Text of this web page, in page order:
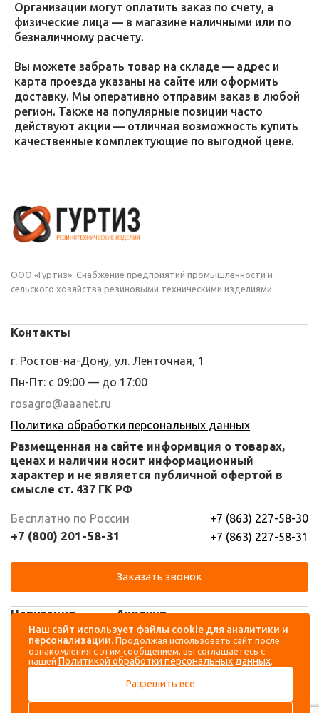
Организации могут оплатить заказ по счету, а
физические лица — в магазине наличными или по
безналичному расчету.
Вы можете забрать товар на складе — адрес и
карта проезда указаны на сайте или оформить
доставку. Мы оперативно отправим заказ в любой
регион. Также на популярные позиции часто
действуют акции — отличная возможность купить
качественные комплектующие по выгодной цене.
ООО «Гуртиз». Снабжение предприятий промышленности и
сельского хозяйства резиновыми техническими изделиями
Навигация
Каталог
О компании
Доставка и оплата
Аккаунт
Вход
Регистрация
Контакты
г. Ростов-на-Дону, ул. Ленточная, 1
Пн-Пт: с 09:00 — до 17:00
rosagro@aaanet.ru
Политика обработки персональных данных
Размещенная на сайте информация о товарах,
ценах и наличии носит информационный
характер и не является публичной офертой в
смысле ст. 437 ГК РФ
Бесплатно по России
+7 (800) 201-58-31
+7 (863) 227-58-30
+7 (863) 227-58-31
Заказать звонок
Наш сайт использует файлы cookie для аналитики и
персонализации. Продолжая использовать сайт после
ознакомления с этим сообщением, вы соглашаетесь с
нашей Политикой обработки персональных данных.
Разрешить все